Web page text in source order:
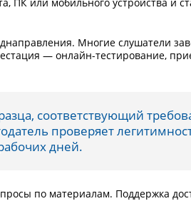
Многие слушатели
— онлайн-тестирование,
соответствующий
проверяет
дней.
по материалам. Поддержка